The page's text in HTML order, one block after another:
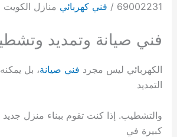
69002231 /
فني كهربائي منازل الكويت
فني صيانة وتمديد
الكهربائي ليس مجرد فني صيانة، بل
التمديد
والتشطيب. إذا كنت تقوم ببناء منزل
كبيرة في